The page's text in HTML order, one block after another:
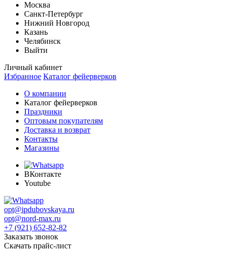
Москва
Санкт-Петербург
Нижний Новгород
Казань
Челябинск
Выйти
Личный кабинет
Избранное Каталог фейерверков
О компании
Каталог фейерверков
Праздники
Оптовым покупателям
Доставка и возврат
Контакты
Магазины
ВКонтакте
Youtube
opt@ipdubovskaya.ru
opt@nord-max.ru
+7 (921) 652-82-82
Заказать звонок
Скачать прайс-лист